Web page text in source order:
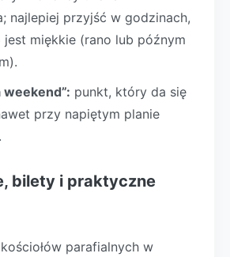
najlepiej przyjść w godzinach,
jest miękkie (rano lub późnym
weekend”: punkt, który da się
przy napiętym planie
bilety i praktyczne
parafialnych w